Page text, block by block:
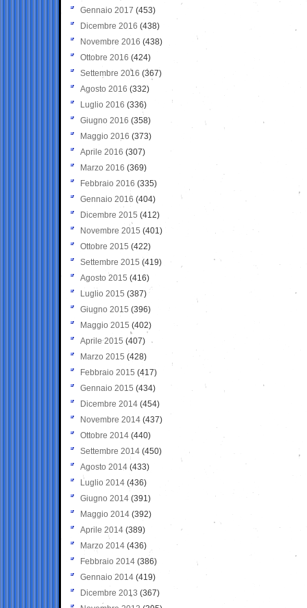
Gennaio 2017 (453)
Dicembre 2016 (438)
Novembre 2016 (438)
Ottobre 2016 (424)
Settembre 2016 (367)
Agosto 2016 (332)
Luglio 2016 (336)
Giugno 2016 (358)
Maggio 2016 (373)
Aprile 2016 (307)
Marzo 2016 (369)
Febbraio 2016 (335)
Gennaio 2016 (404)
Dicembre 2015 (412)
Novembre 2015 (401)
Ottobre 2015 (422)
Settembre 2015 (419)
Agosto 2015 (416)
Luglio 2015 (387)
Giugno 2015 (396)
Maggio 2015 (402)
Aprile 2015 (407)
Marzo 2015 (428)
Febbraio 2015 (417)
Gennaio 2015 (434)
Dicembre 2014 (454)
Novembre 2014 (437)
Ottobre 2014 (440)
Settembre 2014 (450)
Agosto 2014 (433)
Luglio 2014 (436)
Giugno 2014 (391)
Maggio 2014 (392)
Aprile 2014 (389)
Marzo 2014 (436)
Febbraio 2014 (386)
Gennaio 2014 (419)
Dicembre 2013 (367)